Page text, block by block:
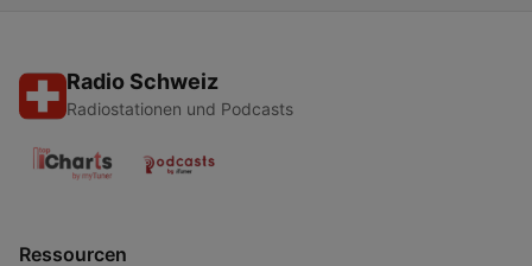
Radio Schweiz
Radiostationen und Podcasts
Ressourcen